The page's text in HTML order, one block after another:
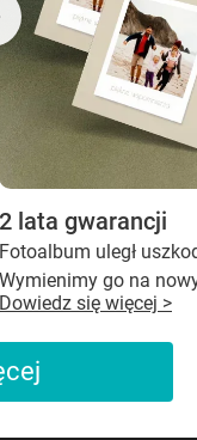
2 lata gwarancji
Fotoalbum uległ
Wymienimy go na
Dowiedz się więcej >